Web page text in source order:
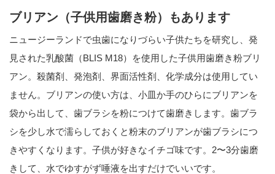
ブリアン（子供用歯磨き粉）もあります
ニュージーランドで虫歯になりづらい子供たちを研究し、発
見された乳酸菌（BLIS M18）を使用した子供用歯磨き粉ブリ
アン。殺菌剤、発泡剤、界面活性剤、化学成分は使用してい
ません。ブリアンの使い方は、小皿か手のひらにブリアンを
袋から出して、歯ブラシを粉につけて歯磨きします。歯ブラ
シを少し水で濡らしておくと粉末のブリアンが歯ブラシにつ
きやすくなります。子供が好きなイチゴ味です。2〜3分歯磨
きして、水でゆすがず唾液を出すだけでいいです。